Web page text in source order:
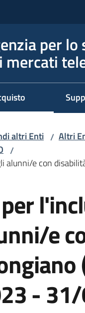
per lo
mercati
altri Enti / Altri
/
alunni/e con
e
-